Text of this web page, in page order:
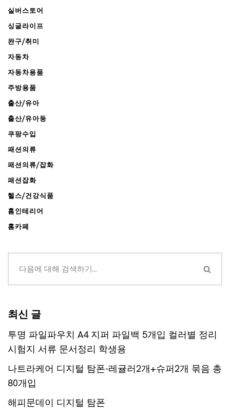
실버스토어
싱글라이프
완구/취미
자동차
자동차용품
주방용품
출산/유아
출산/유아동
쿠팡수입
패션의류
패션의류/잡화
패션잡화
헬스/건강식품
홈인테리어
홈카페
최신 글
투명 파일파우치 A4 지퍼 파일백 5개입 컬러별 정리
시험지 서류 문서정리 학생용
나트라케어 디지털 탐폰-레귤러2개+슈퍼2개 묶음 총
80개입
해피문데이 디지털 탐폰